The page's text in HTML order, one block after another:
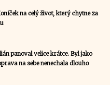
na celý život, který chytne za
panoval velice krátce. Byl jako
na sebe nenechala dlouho